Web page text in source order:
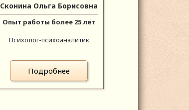
Сконина Ольга Борисовна
Опыт работы более 25 лет
Психолог-психоаналитик
Подробнее